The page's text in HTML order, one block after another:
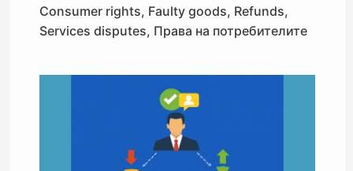
Consumer rights, Faulty goods, Refunds,
Services disputes, Права на потребителите